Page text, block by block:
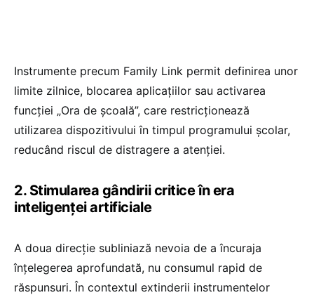
Instrumente precum Family Link permit definirea unor
limite zilnice, blocarea aplicațiilor sau activarea
funcției „Ora de școală”, care restricționează
utilizarea dispozitivului în timpul programului școlar,
reducând riscul de distragere a atenției.
2. Stimularea gândirii critice în era
inteligenței artificiale
A doua direcție subliniază nevoia de a încuraja
înțelegerea aprofundată, nu consumul rapid de
răspunsuri. În contextul extinderii instrumentelor